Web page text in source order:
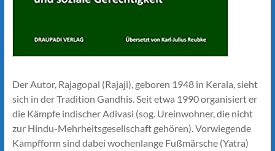
Der Autor, Rajagopal (Rajaji), geboren 1948 in Kerala, sieht
sich in der Tradition Gandhis. Seit etwa 1990 organisiert er
die Kämpfe indischer Adivasi (sog. Ureinwohner, die nicht
zur Hindu-Mehrheitsgesellschaft gehören). Vorwiegende
Kampfform sind dabei wochenlange Fußmärsche (Yatra)